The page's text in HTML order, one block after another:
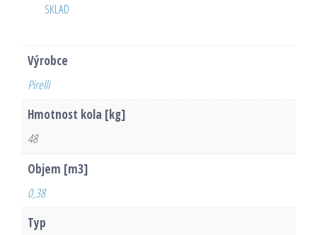
SKLAD
Výrobce
Pirelli
Hmotnost kola [kg]
48
Objem [m3]
0,38
Typ